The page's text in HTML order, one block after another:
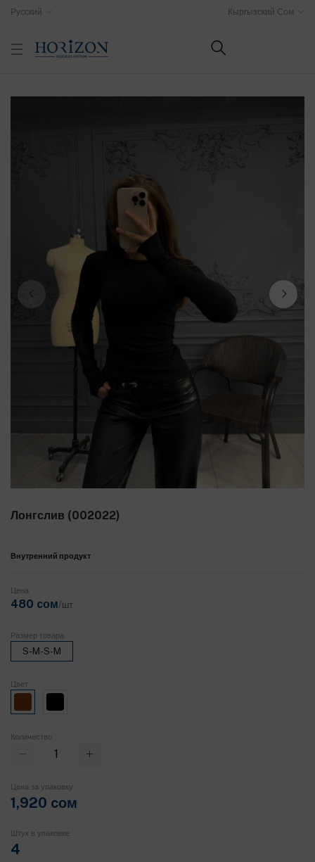
Русский Кыргызский Сом
Лонгслив (002022)
Внутренний продукт
Цена
480 cом/шт
Размер товара
S-M-S-M
Цвет
Количество
Цена за упаковку
1,920 cом
Штук в упаковке
4